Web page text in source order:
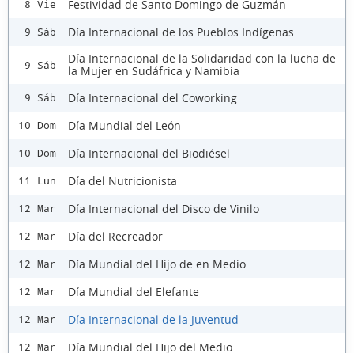
8 Vie Festividad de Santo Domingo de Guzmán
9 Sáb Día Internacional de los Pueblos Indígenas
9 Sáb
Día Internacional de la Solidaridad con la lucha de
la Mujer en Sudáfrica y Namibia
9 Sáb Día Internacional del Coworking
10 Dom Día Mundial del León
10 Dom Día Internacional del Biodiésel
11 Lun Día del Nutricionista
12 Mar Día Internacional del Disco de Vinilo
12 Mar Día del Recreador
12 Mar Día Mundial del Hijo de en Medio
12 Mar Día Mundial del Elefante
12 Mar Día Internacional de la Juventud
12 Mar Día Mundial del Hijo del Medio